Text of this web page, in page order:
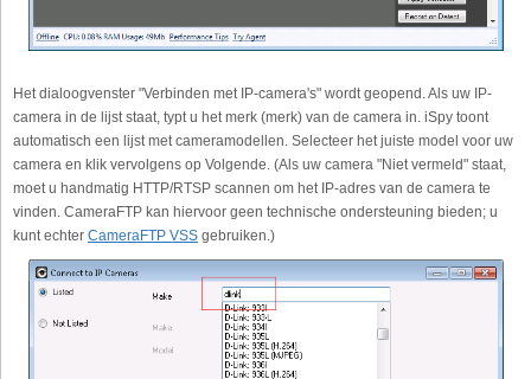
Het dialoogvenster "Verbinden met IP-camera's" wordt geopend. Als uw IP-
camera in de lijst staat, typt u het merk (merk) van de camera in. iSpy toont
automatisch een lijst met cameramodellen. Selecteer het juiste model voor uw
camera en klik vervolgens op Volgende. (Als uw camera "Niet vermeld" staat,
moet u handmatig HTTP/RTSP scannen om het IP-adres van de camera te
vinden. CameraFTP kan hiervoor geen technische ondersteuning bieden; u
kunt echter CameraFTP VSS gebruiken.)